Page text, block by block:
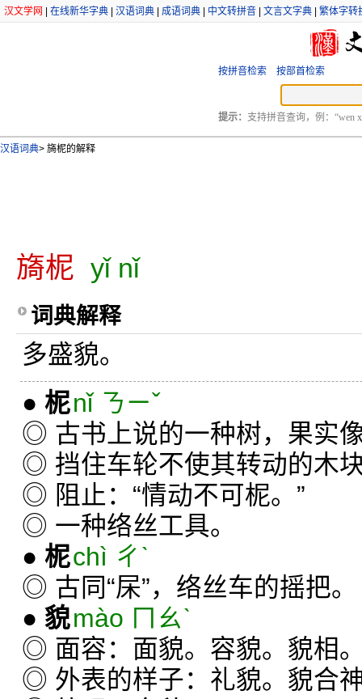
汉文学网 在线新华字典 汉语词典 成语词典 中文转拼音 文言文字典 繁体字转
按拼音检索 按部首检索
提示： 支持拼音查询，例：“wen
汉语词典> 旖柅的解释
旖柅 yǐ nǐ
词典解释
多盛貌。
● 柅nǐ ㄋㄧˇ
◎ 古书上说的一种树，果实
◎ 挡住车轮不使其转动的木
◎ 阻止：“情动不可柅。”
◎ 一种络丝工具。
● 柅chì ㄔˋ
◎ 古同“杘”，络丝车的摇把。
● 貌mào ㄇㄠˋ
◎ 面容：面貌。容貌。貌相
◎ 外表的样子：礼貌。貌合